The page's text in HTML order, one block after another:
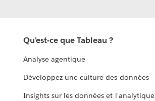
Qu'est-ce que Tableau ?
Analyse agentique
Développez une culture des données
Insights sur les données et l'analytique